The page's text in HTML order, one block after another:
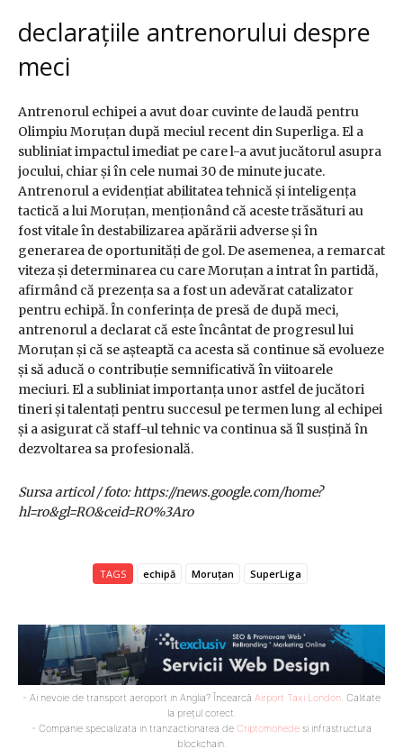
declarațiile antrenorului despre
meci
Antrenorul echipei a avut doar cuvinte de laudă pentru
Olimpiu Moruțan după meciul recent din Superliga. El a
subliniat impactul imediat pe care l-a avut jucătorul asupra
jocului, chiar și în cele numai 30 de minute jucate.
Antrenorul a evidențiat abilitatea tehnică și inteligența
tactică a lui Moruțan, menționând că aceste trăsături au
fost vitale în destabilizarea apărării adverse și în
generarea de oportunități de gol. De asemenea, a remarcat
viteza și determinarea cu care Moruțan a intrat în partidă,
afirmând că prezența sa a fost un adevărat catalizator
pentru echipă. În conferința de presă de după meci,
antrenorul a declarat că este încântat de progresul lui
Moruțan și că se așteaptă ca acesta să continue să evolueze
și să aducă o contribuție semnificativă în viitoarele
meciuri. El a subliniat importanța unor astfel de jucători
tineri și talentați pentru succesul pe termen lung al echipei
și a asigurat că staff-ul tehnic va continua să îl susțină în
dezvoltarea sa profesională.
Sursa articol / foto: https://news.google.com/home?
hl=ro&gl=RO&ceid=RO%3Aro
TAGS echipă Moruțan SuperLiga
- Ai nevoie de transport aeroport in Anglia? Încearcă Airport Taxi London . Calitate
la prețul corect.
- Companie specializata in tranzactionarea de Criptomonede si infrastructura
blockchain.